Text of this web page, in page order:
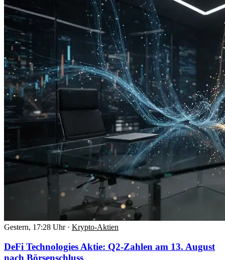
Gestern, 17:28 Uhr · Krypto-Aktien
DeFi Technologies Aktie: Q2-Zahlen am 13. August
nach Börsenschluss